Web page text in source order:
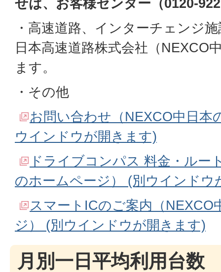
せは、お客様センター（0120-
・高速道路、インターチェンジ
日本高速道路株式会社（NEXCO
ます。
・その他
お問い合わせ（NEXCO中日本
ウインドウが開きます)
ドライブコンパス 料金・ルー
のホームページ） (別ウインドウ
スマートICのご案内（NEXCO
ジ） (別ウインドウが開きます)
月別一日平均利用台数